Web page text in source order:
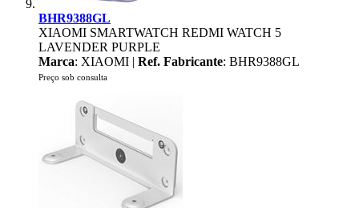
BHR9388GL
XIAOMI SMARTWATCH REDMI WATCH 5
LAVENDER PURPLE
Marca: XIAOMI | Ref. Fabricante: BHR9388GL
Preço sob consulta